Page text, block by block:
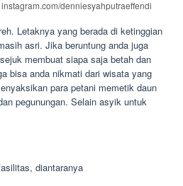
instagram.com/denniesyahputraeffendi
Letaknya yang berada di ketinggian
asri. Jika beruntung anda juga
membuat siapa saja betah dan
bisa anda nikmati dari wisata yang
para petani memetik daun
pegunungan. Selain asyik untuk
diantaranya